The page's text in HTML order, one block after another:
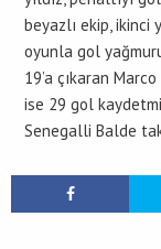
beyazlı ekip, ikinci
oyunla gol
19’a çıkaran
ise 29 gol
Senegalli Balde